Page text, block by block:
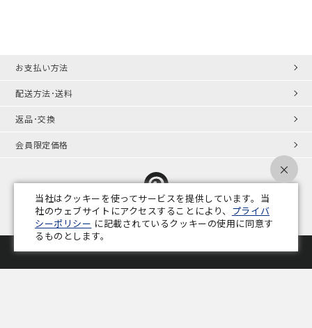
お支払い方法
配送方法･送料
返品･交換
会員限定価格
プライバシーポリシー 特定商取引法 会社概要 業務用家具コラム
当社はクッキーを使ってサービスを提供しています。当
社のウェブサイトにアクセスすることにより、 プライバ
シーポリシー に記載されているクッキーの使用に同意す
るものとします。
×